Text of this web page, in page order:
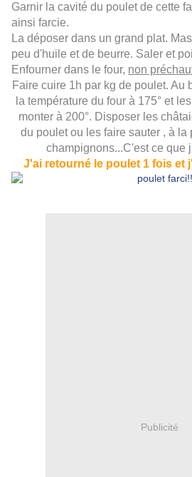
Garnir la cavité du poulet de cette
ainsi farcie.
La déposer dans un grand plat.
peu d'huile et de beurre. Saler et
Enfourner dans le four, non
Faire cuire 1h par kg de poulet. Au
la température du four à 175° et
monter à 200°. Disposer les
du poulet ou les faire sauter , à
champignons...C'est ce que
J'ai retourné le poulet 1 fois et
Publicité